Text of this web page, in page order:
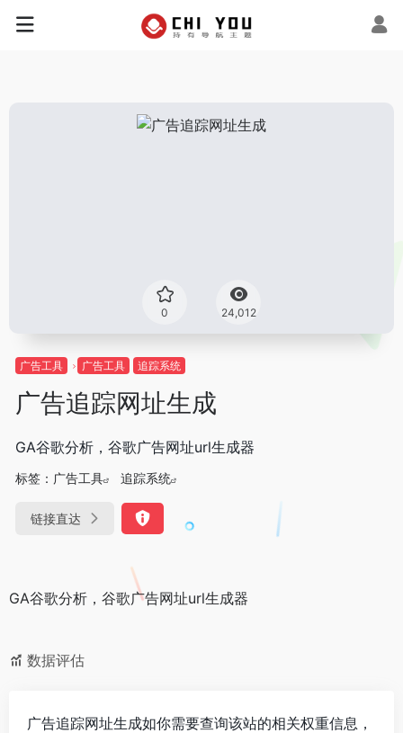
0 24,012
广告工具 广告工具 追踪系统
广告追踪网址生成
GA谷歌分析，谷歌广告网址url生成器
标签： 广告工具 追踪系统
链接直达
GA谷歌分析，谷歌广告网址url生成器
数据评估
广告追踪网址生成如你需要查询该站的相关权重信息，